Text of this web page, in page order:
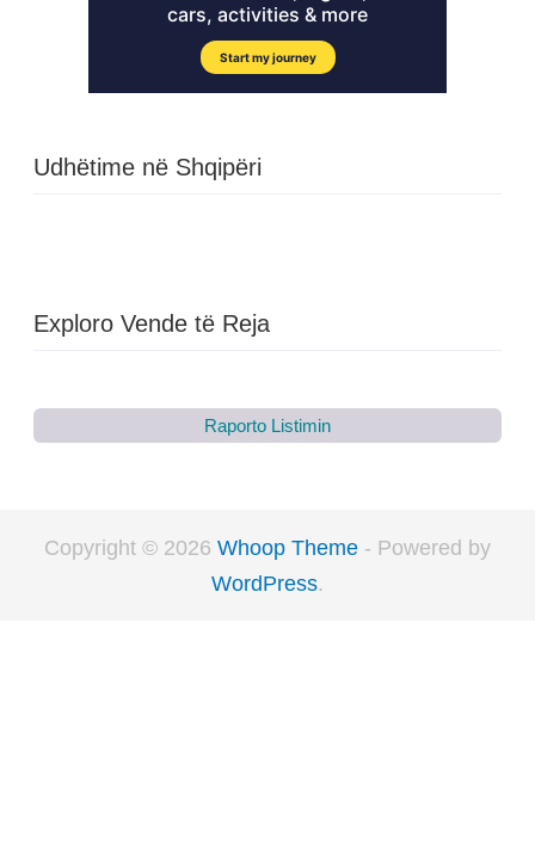
Udhëtime në Shqipëri
Exploro Vende të Reja
Raporto Listimin
Copyright © 2026 Whoop Theme - Powered by
WordPress.